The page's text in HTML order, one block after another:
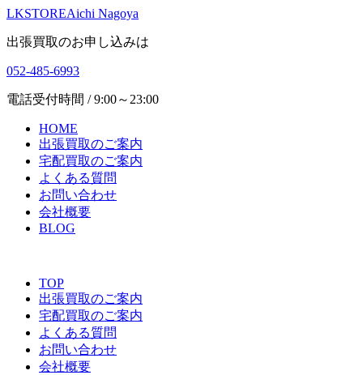
LKSTOREAichi Nagoya
出張買取のお申し込みは
052-485-6993
電話受付時間 / 9:00～23:00
HOME
出張買取のご案内
宅配買取のご案内
よくある質問
お問い合わせ
会社概要
BLOG
TOP
出張買取のご案内
宅配買取のご案内
よくある質問
お問い合わせ
会社概要